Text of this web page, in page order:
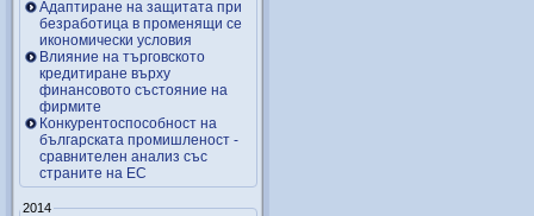
Адаптиране на защитата при
безработица в променящи се
икономически условия
Влияние на търговското
кредитиране върху
финансовото състояние на
фирмите
Конкурентоспособност на
българската промишленост -
сравнителен анализ със
страните на ЕС
2014